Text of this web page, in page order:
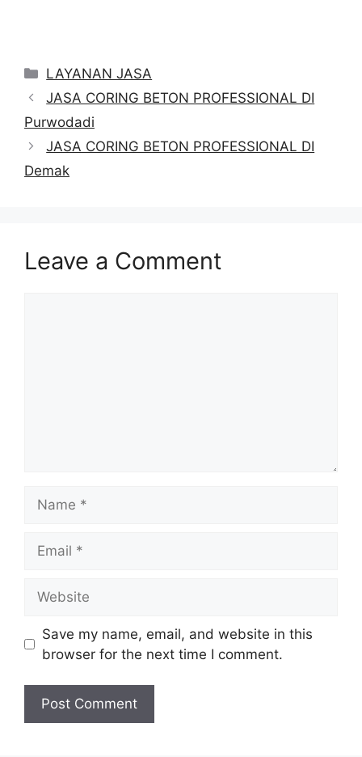
Categories
LAYANAN JASA
JASA CORING BETON PROFESSIONAL DI
Purwodadi
JASA CORING BETON PROFESSIONAL DI
Demak
Leave a Comment
Save my name, email, and website in this
browser for the next time I comment.